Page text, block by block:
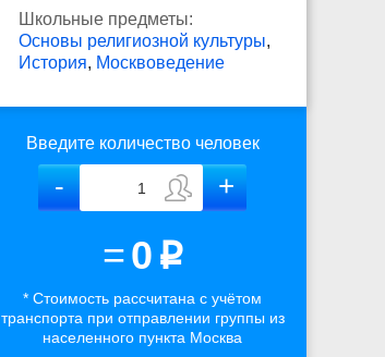
Школьные предметы:
Основы религиозной культуры,
История, Москвоведение
Введите количество человек
=0 p
* Стоимость рассчитанас учётом
транспорта при отправлении группы из
населенного пункта Москва